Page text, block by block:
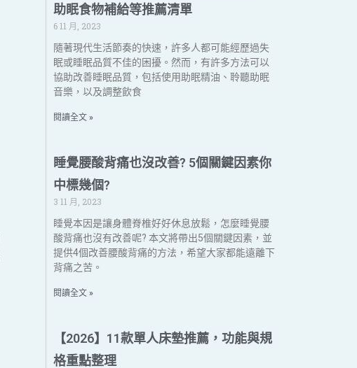
助眠食物補給等推薦清單
6 11 月, 2023
隨著現代生活節奏的快速，許多人都可能經歷過失
眠或睡眠品質不佳的困擾。然而，有許多方法可以
協助改善睡眠品質，包括使用助眠精油、聆聽助眠
音樂，以及調整飲食
閱讀全文 »
睡覺腰酸背痛也沒改善? 5個關鍵因素你
中標幾個?
3 11 月, 2023
睡覺本因是讓身體脊椎好好休息放鬆，怎麼睡覺腰
酸背痛也沒有改善呢? 本文將帶出5個關鍵因素，並
提供4個改善腰酸背痛的方法，希望大家都能遠離下
背痛之苦。
閱讀全文 »
【2026】11款單人床墊推薦，功能與規
格重點整理